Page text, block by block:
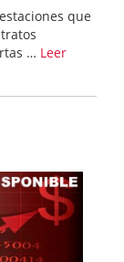
que
… Leer